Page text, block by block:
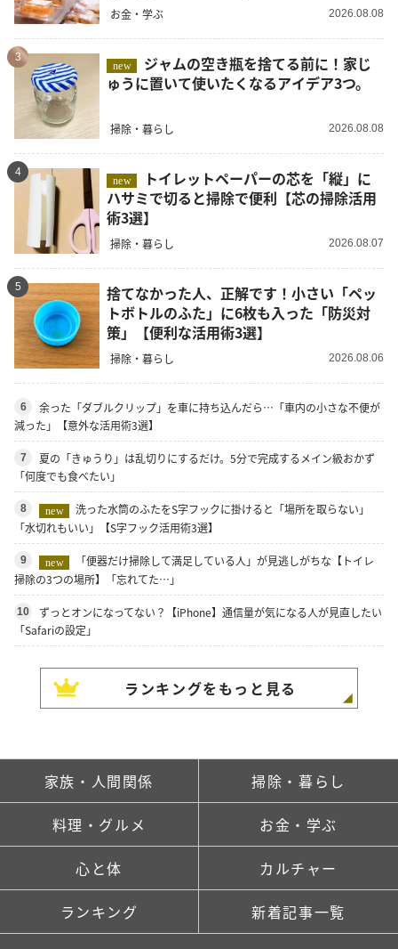
お金・学ぶ 2026.08.08
3
new
ゅうに置いて使いたくなるアイデア3つ。
掃除・暮らし 2026.08.08
4
new
ハサミで切ると掃除で便利【芯の掃除活用
術3選】
掃除・暮らし 2026.08.07
5
捨てなかった人、正解です！小さい「ペッ
トボトルのふた」に6枚も入った「防災対
策」【便利な活用術3選】
掃除・暮らし 2026.08.06
6
余った「ダブルクリップ」を車に持ち込んだら…「車内の小さな不便が
減った」【意外な活用術3選】
7
夏の「きゅうり」は乱切りにするだけ。5分で完成するメイン級おかず
「何度でも食べたい」
8 new
洗った水筒のふたをS字フックに掛けると「場所を取らない」
「水切れもいい」【S字フック活用術3選】
9 new
「便器だけ掃除して満足している人」が見逃しがちな【トイレ
掃除の3つの場所】「忘れてた…」
10
ずっとオンになってない？【iPhone】通信量が気になる人が見直したい
「Safariの設定」
ランキングをもっと見る
家族・人間関係 掃除・暮らし
料理・グルメ お金・学ぶ
心と体 カルチャー
ランキング 新着記事一覧